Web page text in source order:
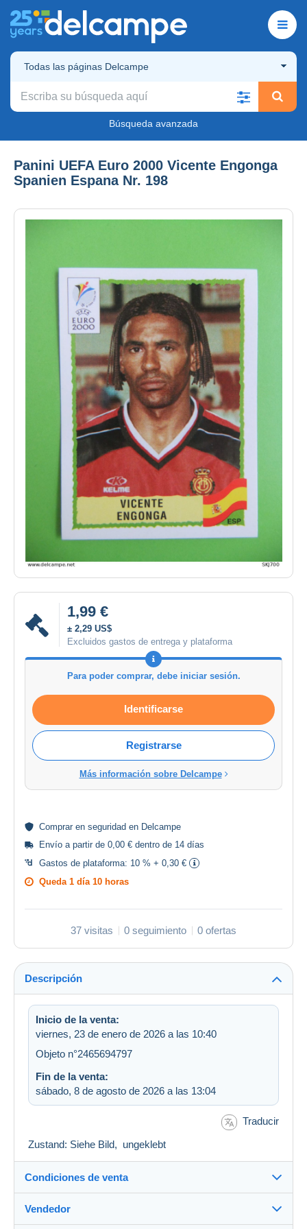
Todas las páginas Delcampe
Búsqueda avanzada
Panini UEFA Euro 2000 Vicente Engonga
Spanien Espana Nr. 198
1,99 €
± 2,29 US$
Excluidos gastos de entrega y plataforma
Para poder comprar, debe iniciar sesión.
Identificarse
Registrarse
Más información sobre Delcampe
Comprar en seguridad en Delcampe
Envío a partir de 0,00 € dentro de 14 días
Gastos de plataforma: 10 % + 0,30 €
Queda 1 día 10 horas
37 visitas 0 seguimiento 0 ofertas
Descripción
Inicio de la venta:
viernes, 23 de enero de 2026 a las 10:40
Objeto n°2465694797
Fin de la venta:
sábado, 8 de agosto de 2026 a las 13:04
Traducir
Zustand: Siehe Bild, ungeklebt
Condiciones de venta
Vendedor